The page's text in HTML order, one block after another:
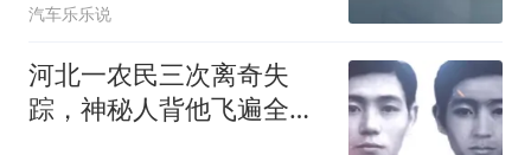
汽车乐乐说
河北一农民三次离奇失
踪，神秘人背他飞遍全中